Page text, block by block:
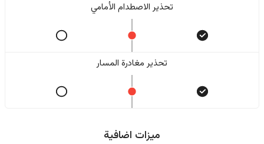
تحذير الاصطدام الأمامي
تحذير مغادرة المسار
ميزات اضافية